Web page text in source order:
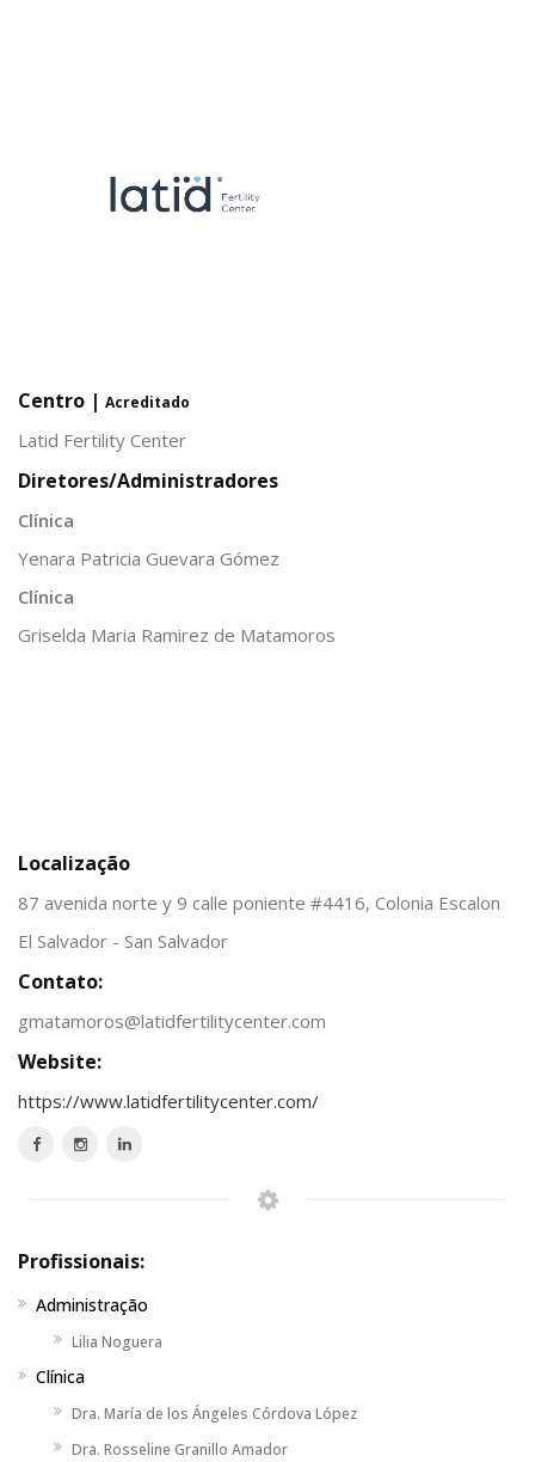
Centro | Acreditado
Latid Fertility Center
Diretores/Administradores
Clínica
Yenara Patricia Guevara Gómez
Clínica
Griselda Maria Ramirez de Matamoros
Localização
87 avenida norte y 9 calle poniente #4416, Colonia Escalon
El Salvador - San Salvador
Contato:
gmatamoros@latidfertilitycenter.com
Website:
https://www.latidfertilitycenter.com/
Profissionais:
Administração
Lilia Noguera
Clínica
Dra. María de los Ángeles Córdova López
Dra. Rosseline Granillo Amador